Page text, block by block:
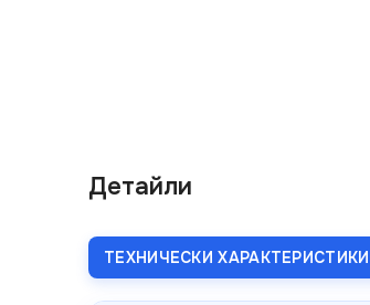
Детайли
ТЕХНИЧЕСКИ